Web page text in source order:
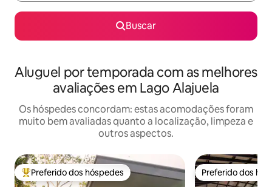
Buscar
Aluguel por temporada com as melhores
avaliações em Lago Alajuela
Os hóspedes concordam: estas acomodações foram
muito bem avaliadas quanto a localização, limpeza e
outros aspectos.
Entre os melhores preferidos dos hóspedes
Preferido dos hóspedes Preferido dos
Preferido dos